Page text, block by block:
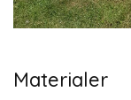
Materialer